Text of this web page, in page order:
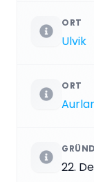
ORT
Ulvik
ORT
22.